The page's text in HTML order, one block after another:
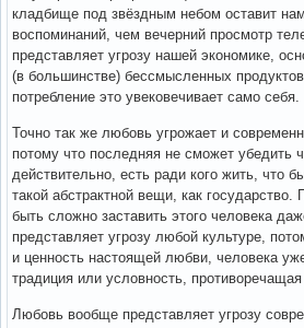
кладбище под звёздным небом оставит
воспоминаний, чем вечерний просмотр
представляет угрозу нашей экономике,
(в большинстве) бессмысленных
потребление это увековечивает само себя.
Точно так же любовь угрожает и
потому что последняя не сможет убедить
действительно, есть ради кого жить, что
такой абстрактной вещи, как
быть сложно заставить этого человека
представляет угрозу любой культуре,
и ценность настоящей любви, человека
традиция или условность, противоречащая
Любовь вообще представляет угрозу